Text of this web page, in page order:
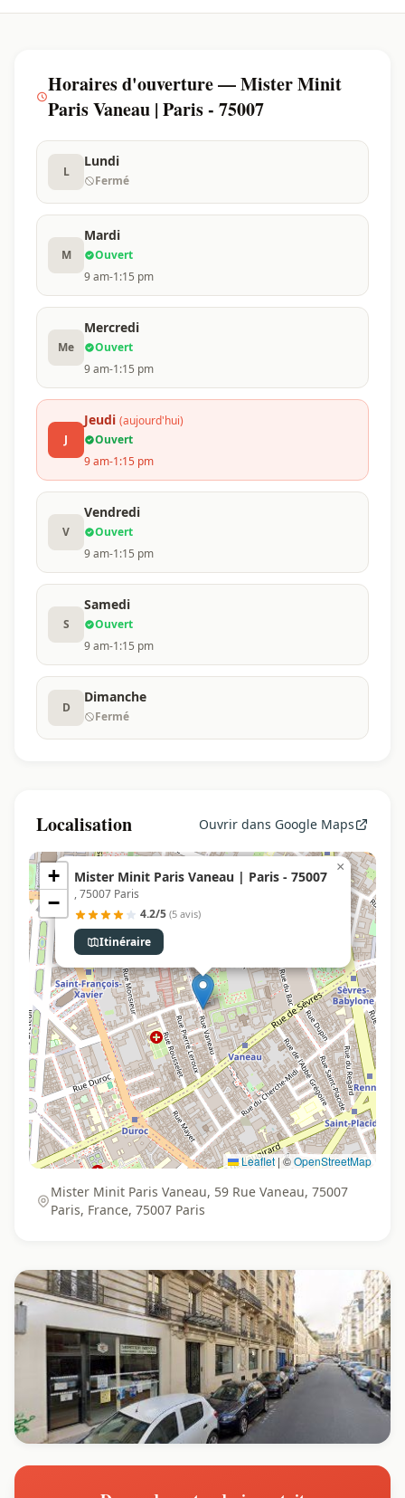
Horaires d'ouverture — Mister Minit
Paris Vaneau | Paris - 75007
L
Lundi
Fermé
M
Mardi
Ouvert
9 am-1:15 pm
Me
Mercredi
Ouvert
9 am-1:15 pm
J
Jeudi (aujourd'hui)
Ouvert
9 am-1:15 pm
V
Vendredi
Ouvert
9 am-1:15 pm
S
Samedi
Ouvert
9 am-1:15 pm
D
Dimanche
Fermé
Localisation Ouvrir dans Google Maps
Mister Minit Paris Vaneau | Paris - 75007
, 75007 Paris
4.2/5 (5 avis)
Itinéraire
×
+
−
Leaflet | ©OpenStreetMap
Mister Minit Paris Vaneau, 59 Rue Vaneau, 75007
Paris, France, 75007 Paris